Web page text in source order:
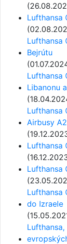
Lufthansa
Lufthansa
Bejrútu
Lufthansa
Libanonu
Lufthansa
Airbusy
Lufthansa
Lufthansa
Lufthansa
do Izraele